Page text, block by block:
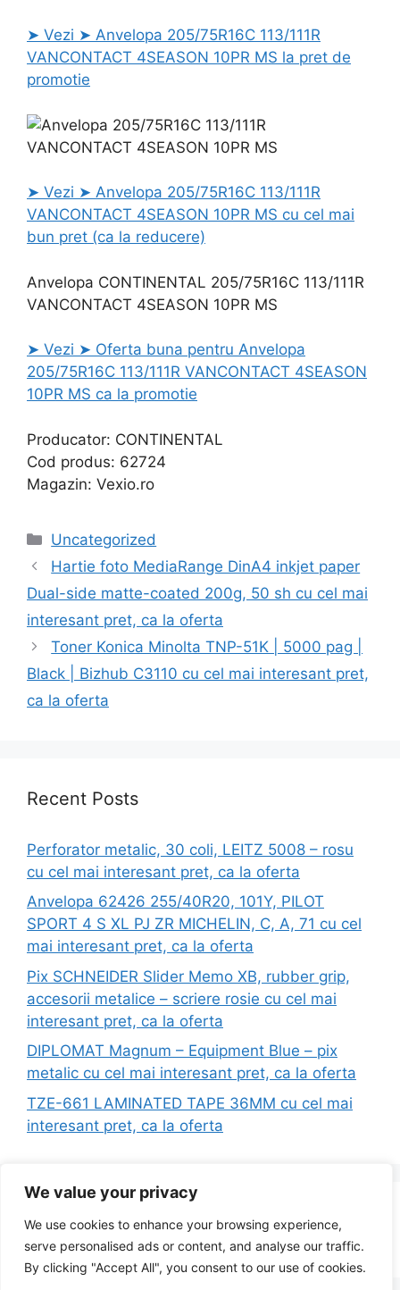
We value your privacy
We use cookies to enhance your browsing experience,
serve personalised ads or content, and analyse our traffic.
By clicking "Accept All", you consent to our use of cookies.
➤ Vezi ➤ Anvelopa 205/75R16C 113/111R
VANCONTACT 4SEASON 10PR MS la pret de
promotie
➤ Vezi ➤ Anvelopa 205/75R16C 113/111R
VANCONTACT 4SEASON 10PR MS cu cel mai
bun pret (ca la reducere)
Anvelopa CONTINENTAL 205/75R16C 113/111R
VANCONTACT 4SEASON 10PR MS
➤ Vezi ➤ Oferta buna pentru Anvelopa
205/75R16C 113/111R VANCONTACT 4SEASON
10PR MS ca la promotie
Producator: CONTINENTAL
Cod produs: 62724
Magazin: Vexio.ro
Categories
Uncategorized
Hartie foto MediaRange DinA4 inkjet paper
Dual-side matte-coated 200g, 50 sh cu cel mai
interesant pret, ca la oferta
Toner Konica Minolta TNP-51K | 5000 pag |
Black | Bizhub C3110 cu cel mai interesant pret,
ca la oferta
Recent Posts
Perforator metalic, 30 coli, LEITZ 5008 – rosu
cu cel mai interesant pret, ca la oferta
Anvelopa 62426 255/40R20, 101Y, PILOT
SPORT 4 S XL PJ ZR MICHELIN, C, A, 71 cu cel
mai interesant pret, ca la oferta
Pix SCHNEIDER Slider Memo XB, rubber grip,
accesorii metalice – scriere rosie cu cel mai
interesant pret, ca la oferta
DIPLOMAT Magnum – Equipment Blue – pix
metalic cu cel mai interesant pret, ca la oferta
TZE-661 LAMINATED TAPE 36MM cu cel mai
interesant pret, ca la oferta
Search
for: